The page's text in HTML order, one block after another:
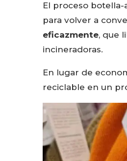
El proceso
para volver a
eficazmente, que
incineradoras.
En lugar de
reciclable en un